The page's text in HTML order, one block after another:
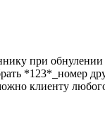
при
*123*_номер
клиенту